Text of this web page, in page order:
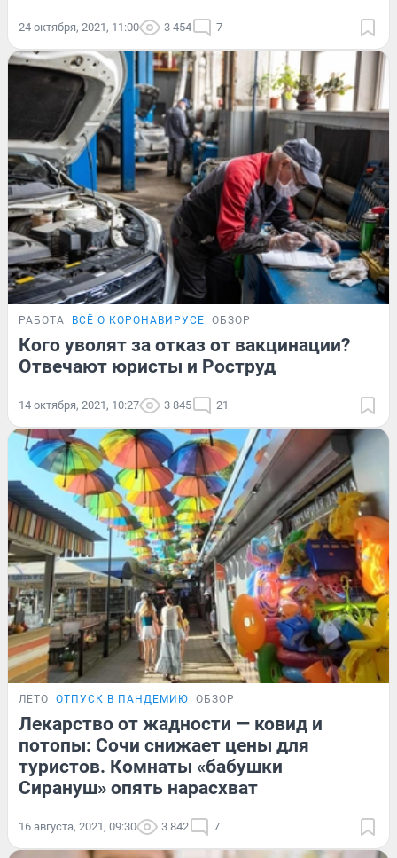
24 октября, 2021, 11:00 3 454 7
РАБОТА ВСЁ О КОРОНАВИРУСЕ ОБЗОР
Кого уволят за отказ от вакцинации?
Отвечают юристы и Роструд
14 октября, 2021, 10:27 3 845 21
ЛЕТО ОТПУСК В ПАНДЕМИЮ ОБЗОР
Лекарство от жадности — ковид и
потопы: Сочи снижает цены для
туристов. Комнаты «бабушки
Сирануш» опять нарасхват
16 августа, 2021, 09:30 3 842 7